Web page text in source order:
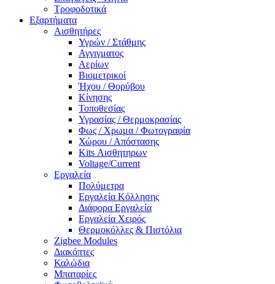
Τροφοδοτικά
Εξαρτήματα
Αισθητήρες
Υγρών / Στάθμης
Αγγιγματος
Αερίων
Βιομετρικοί
Ήχου / Θορύβου
Κίνησης
Τοποθεσίας
Υγρασίας / Θερμοκρασίας
Φως / Χρωμα / Φωτογραφία
Χώρου / Απόστασης
Kits Αισθητηρων
Voltage/Current
Εργαλεία
Πολύμετρα
Εργαλεία Κόλλησης
Διάφορα Εργαλεία
Εργαλεία Χειρός
Θερμοκόλλες & Πιστόλια
Zigbee Modules
Διακόπτες
Καλώδια
Μπαταρίες